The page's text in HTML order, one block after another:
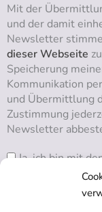
Mit der
und der damit
Newsletter
dieser Webseite
Speicherung
Kommunikation
und Übermittlung
Zustimmung
Newsletter
Ja, ich bin mit